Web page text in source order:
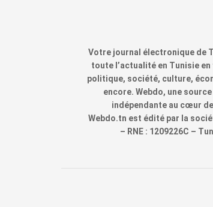
Votre journal électronique de
toute l’actualité en Tunisie en
politique, société, culture,
encore. Webdo, une
indépendante au cœur
Webdo.tn est édité par la
– RNE : 1209226C –